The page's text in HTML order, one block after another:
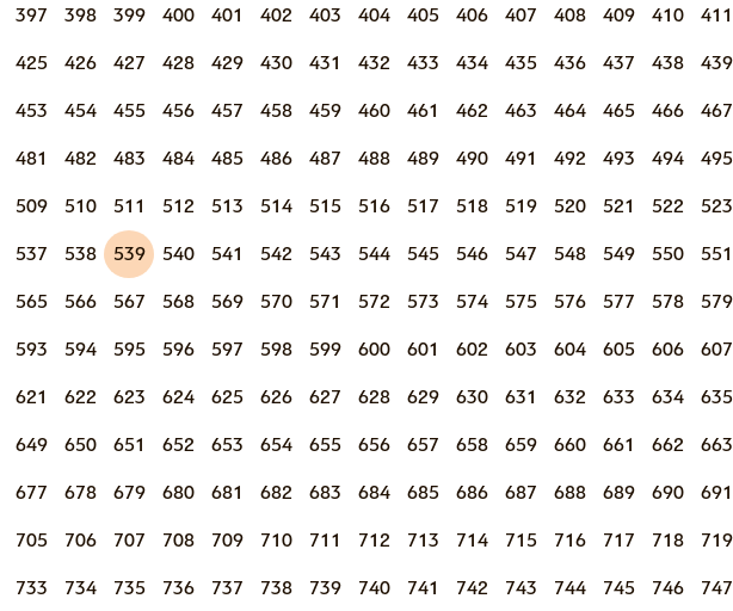
397 398 399 400 401 402 403 404 405 406 407 408 409 410 411
425 426 427 428 429 430 431 432 433 434 435 436 437 438 439
453 454 455 456 457 458 459 460 461 462 463 464 465 466 467
481 482 483 484 485 486 487 488 489 490 491 492 493 494 495
509 510 511 512 513 514 515 516 517 518 519 520 521 522 523
537 538 539 540 541 542 543 544 545 546 547 548 549 550 551
565 566 567 568 569 570 571 572 573 574 575 576 577 578 579
593 594 595 596 597 598 599 600 601 602 603 604 605 606 607
621 622 623 624 625 626 627 628 629 630 631 632 633 634 635
649 650 651 652 653 654 655 656 657 658 659 660 661 662 663
677 678 679 680 681 682 683 684 685 686 687 688 689 690 691
705 706 707 708 709 710 711 712 713 714 715 716 717 718 719
733 734 735 736 737 738 739 740 741 742 743 744 745 746 747